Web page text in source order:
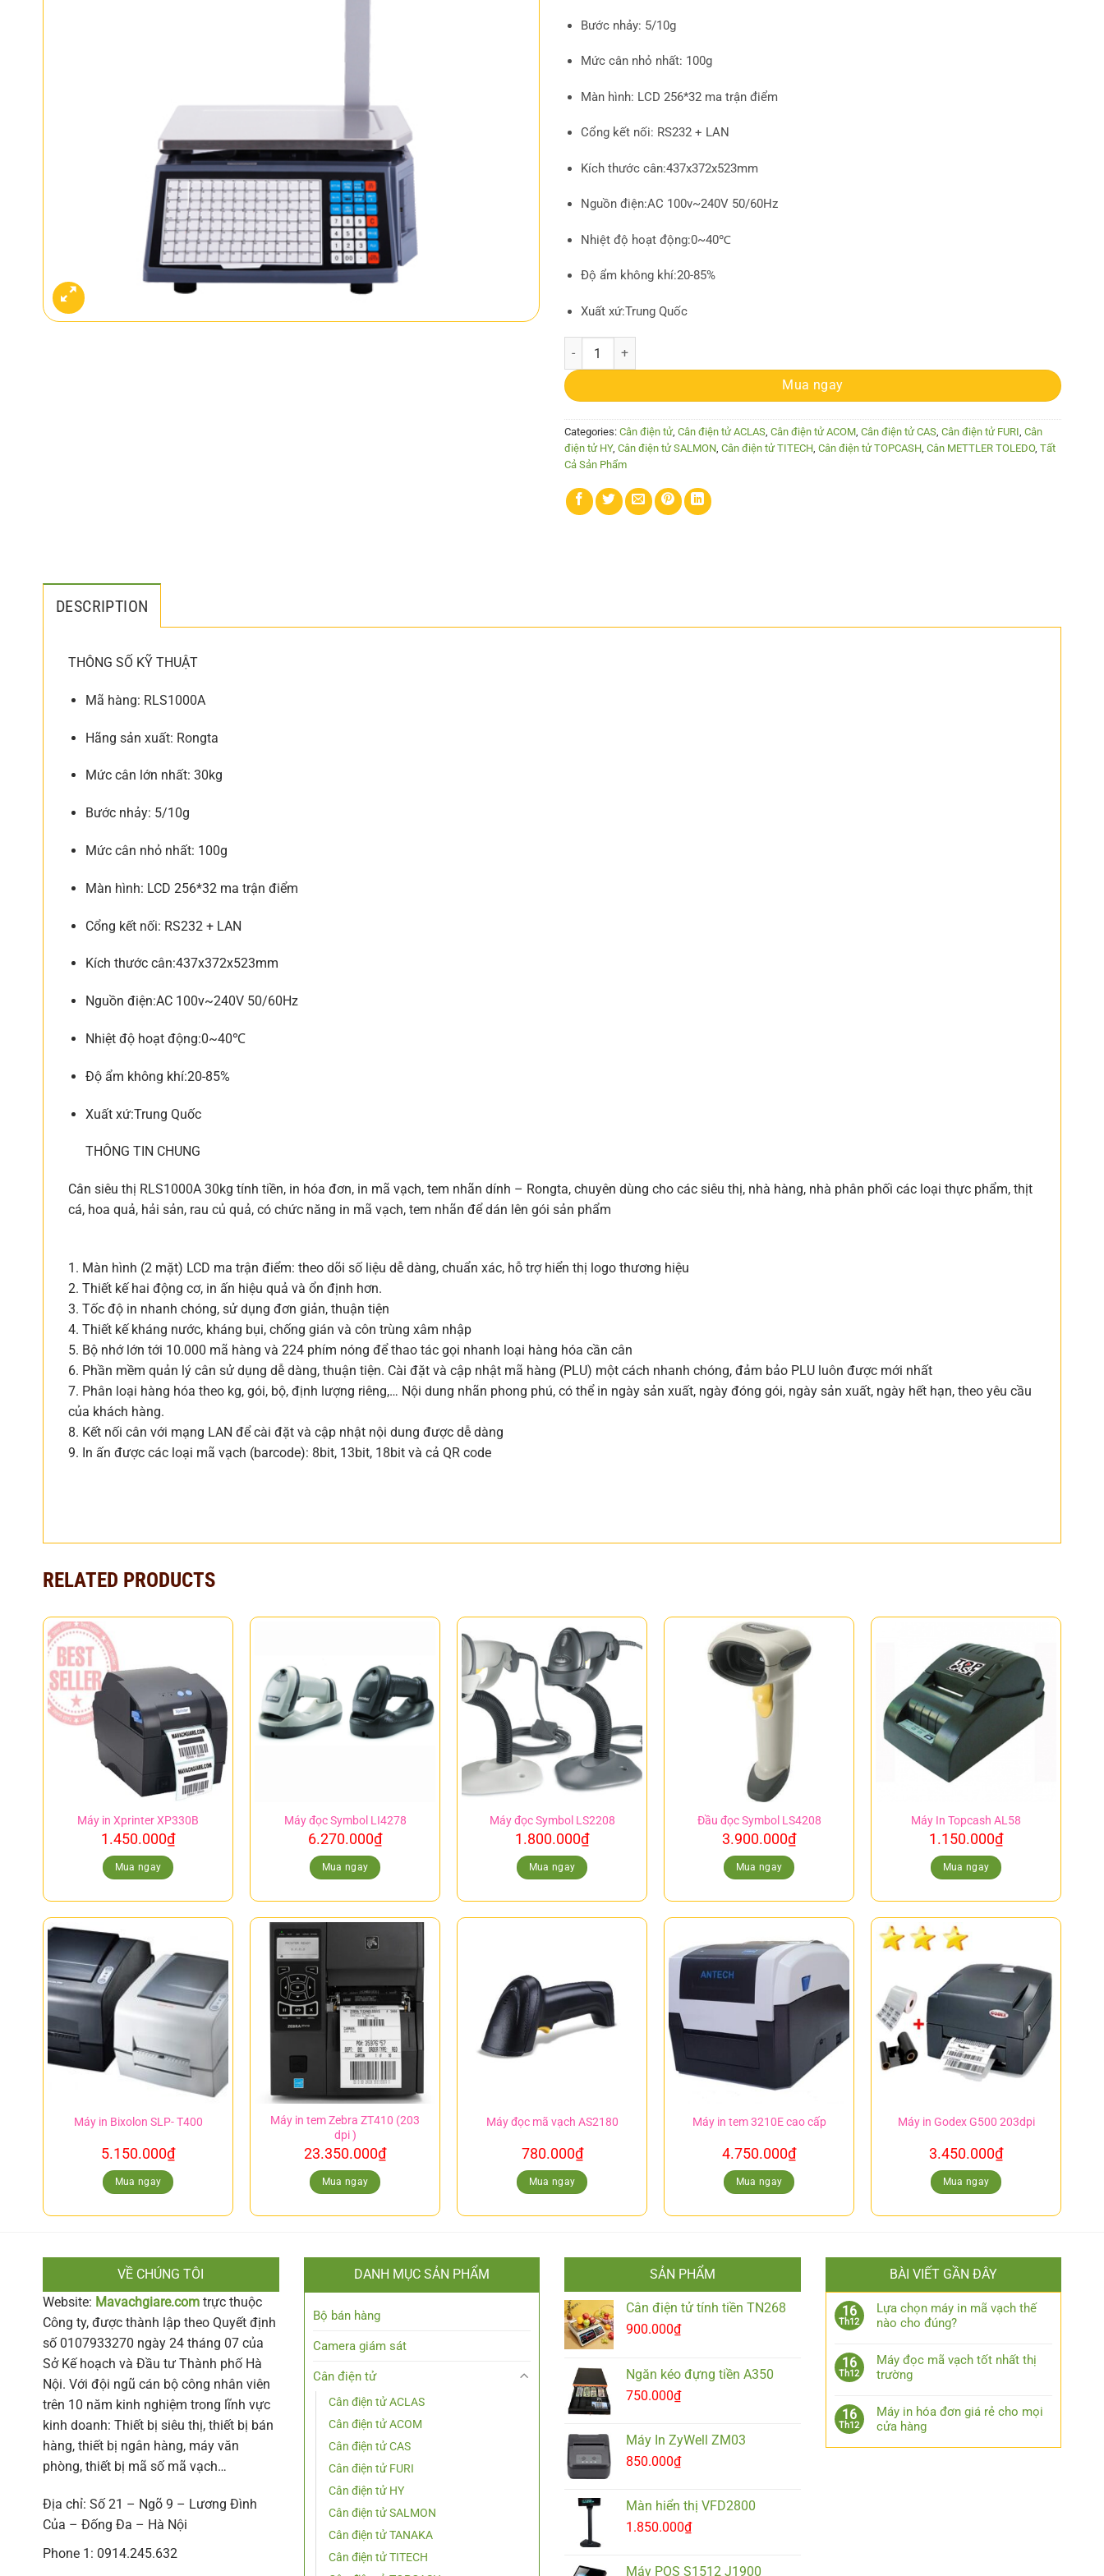
Bước nhảy: 5/10g
Mức cân nhỏ nhất: 100g
Màn hình: LCD 256*32 ma trận điểm
Cổng kết nối: RS232 + LAN
Kích thước cân:437x372x523mm
Nguồn điện:AC 100v~240V 50/60Hz
Nhiệt độ hoạt động:0~40℃
Độ ẩm không khí:20-85%
Xuất xứ:Trung Quốc
Cân in tem RLS 1000A quantity
Mua ngay
Categories: Cân điện tử, Cân điện tử ACLAS, Cân điện tử ACOM, Cân điện tử CAS, Cân điện tử FURI, Cân
điện tử HY, Cân điện tử SALMON, Cân điện tử TITECH, Cân điện tử TOPCASH, Cân METTLER TOLEDO, Tất
Cả Sản Phẩm
DESCRIPTION
THÔNG SỐ KỸ THUẬT
Mã hàng: RLS1000A
Hãng sản xuất: Rongta
Mức cân lớn nhất: 30kg
Bước nhảy: 5/10g
Mức cân nhỏ nhất: 100g
Màn hình: LCD 256*32 ma trận điểm
Cổng kết nối: RS232 + LAN
Kích thước cân:437x372x523mm
Nguồn điện:AC 100v~240V 50/60Hz
Nhiệt độ hoạt động:0~40℃
Độ ẩm không khí:20-85%
Xuất xứ:Trung Quốc
THÔNG TIN CHUNG
Cân siêu thị RLS1000A 30kg tính tiền, in hóa đơn, in mã vạch, tem nhãn dính – Rongta, chuyên dùng cho các siêu thị, nhà hàng, nhà phân phối các loại thực phẩm, thịt
cá, hoa quả, hải sản, rau củ quả, có chức năng in mã vạch, tem nhãn để dán lên gói sản phẩm
1. Màn hình (2 mặt) LCD ma trận điểm: theo dõi số liệu dễ dàng, chuẩn xác, hỗ trợ hiển thị logo thương hiệu
2. Thiết kế hai động cơ, in ấn hiệu quả và ổn định hơn.
3. Tốc độ in nhanh chóng, sử dụng đơn giản, thuận tiện
4. Thiết kế kháng nước, kháng bụi, chống gián và côn trùng xâm nhập
5. Bộ nhớ lớn tới 10.000 mã hàng và 224 phím nóng để thao tác gọi nhanh loại hàng hóa cần cân
6. Phần mềm quản lý cân sử dụng dễ dàng, thuận tiện. Cài đặt và cập nhật mã hàng (PLU) một cách nhanh chóng, đảm bảo PLU luôn được mới nhất
7. Phân loại hàng hóa theo kg, gói, bộ, định lượng riêng,… Nội dung nhãn phong phú, có thể in ngày sản xuất, ngày đóng gói, ngày sản xuất, ngày hết hạn, theo yêu cầu
của khách hàng.
8. Kết nối cân với mạng LAN để cài đặt và cập nhật nội dung được dễ dàng
9. In ấn được các loại mã vạch (barcode): 8bit, 13bit, 18bit và cả QR code
RELATED PRODUCTS
Máy in Xprinter XP330B
1.450.000₫
Mua ngay
Máy đọc Symbol LI4278
6.270.000₫
Mua ngay
Máy đọc Symbol LS2208
1.800.000₫
Mua ngay
Đầu đọc Symbol LS4208
3.900.000₫
Mua ngay
Máy In Topcash AL58
1.150.000₫
Mua ngay
Máy in Bixolon SLP- T400
5.150.000₫
Mua ngay
Máy in tem Zebra ZT410 (203
dpi )
23.350.000₫
Mua ngay
Máy đọc mã vạch AS2180
780.000₫
Mua ngay
Máy in tem 3210E cao cấp
4.750.000₫
Mua ngay
Máy in Godex G500 203dpi
3.450.000₫
Mua ngay
VỀ CHÚNG TÔI
Website: Mavachgiare.com trực thuộc
Công ty, được thành lập theo Quyết định
số 0107933270 ngày 24 tháng 07 của
Sở Kế hoạch và Đầu tư Thành phố Hà
Nội. Với đội ngũ cán bộ công nhân viên
trên 10 năm kinh nghiệm trong lĩnh vực
kinh doanh: Thiết bị siêu thị, thiết bị bán
hàng, thiết bị ngân hàng, máy văn
phòng, thiết bị mã số mã vạch…
Địa chỉ: Số 21 – Ngõ 9 – Lương Đình
Của – Đống Đa – Hà Nội
Phone 1: 0914.245.632
DANH MỤC SẢN PHẨM
Bộ bán hàng
Camera giám sát
Cân điện tử
Cân điện tử ACLAS
Cân điện tử ACOM
Cân điện tử CAS
Cân điện tử FURI
Cân điện tử HY
Cân điện tử SALMON
Cân điện tử TANAKA
Cân điện tử TITECH
SẢN PHẨM
Cân điện tử tính tiền TN268
900.000₫
Ngăn kéo đựng tiền A350
750.000₫
Máy In ZyWell ZM03
850.000₫
Màn hiển thị VFD2800
1.850.000₫
Máy POS S1512 J1900
BÀI VIẾT GẦN ĐÂY
16
Th12
Lựa chọn máy in mã vạch thế
nào cho đúng?
16
Th12
Máy đọc mã vạch tốt nhất thị
trường
16
Th12
Máy in hóa đơn giá rẻ cho mọi
cửa hàng